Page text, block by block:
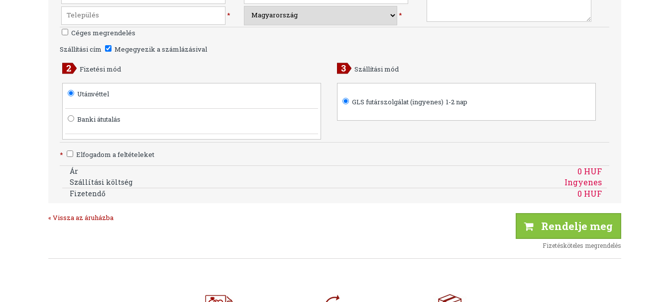
*
*
Céges megrendelés
Szállítási cím
Megegyezik a számlázásival
Fizetési mód
Utánvéttel
Banki átutalás
Szállítási mód
GLS futárszolgálat (ingyenes) 1-2 nap
* Elfogadom a feltételeket
Ár 0 HUF
Szállítási költség Ingyenes
Fizetendő 0 HUF
« Vissza az áruházba
Rendelje meg
Fizetésköteles megrendelés